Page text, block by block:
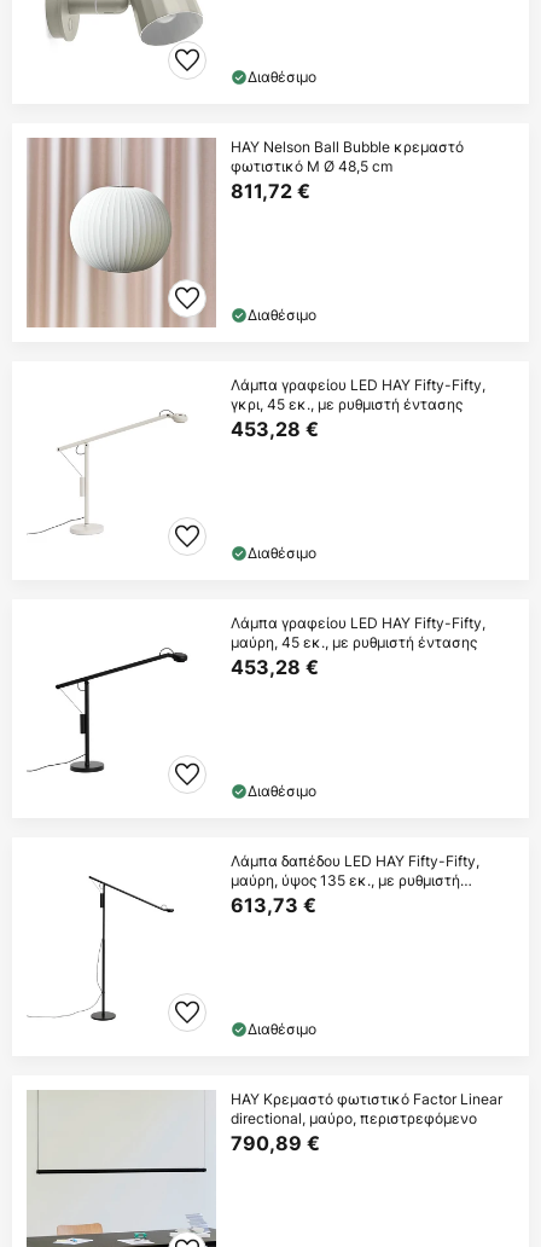
Διαθέσιμο
HAY Nelson Ball Bubble κρεμαστό
φωτιστικό M Ø 48,5 cm
811,72 €
Διαθέσιμο
Λάμπα γραφείου LED HAY Fifty-Fifty,
γκρι, 45 εκ., με ρυθμιστή έντασης
453,28 €
Διαθέσιμο
Λάμπα γραφείου LED HAY Fifty-Fifty,
μαύρη, 45 εκ., με ρυθμιστή έντασης
453,28 €
Διαθέσιμο
Λάμπα δαπέδου LED HAY Fifty-Fifty,
μαύρη, ύψος 135 εκ., με ρυθμιστή
έντασης
613,73 €
Διαθέσιμο
HAY Κρεμαστό φωτιστικό Factor Linear
directional, μαύρο, περιστρεφόμενο
790,89 €